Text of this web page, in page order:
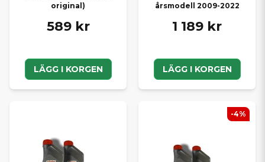
original)
589 kr
LÄGG I KORGEN
årsmodell 2009-2022
1 189 kr
LÄGG I KORGEN
-4%